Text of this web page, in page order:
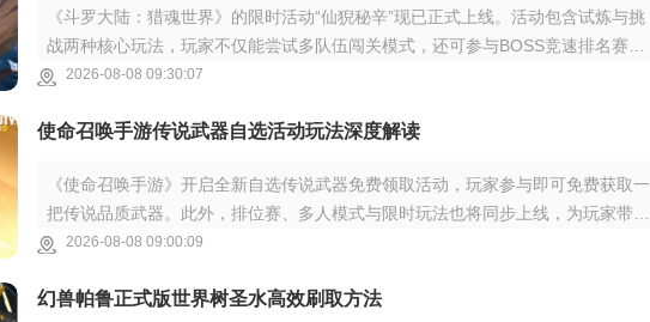
《斗罗大陆：猎魂世界》的限时活动“仙猊秘辛”现已正式上线。活动包含试炼与挑
战两种核心玩法，玩家不仅能尝试多队伍闯关模式，还可参与BOSS竞速排名赛，
赢取丰厚奖励
2026-08-08 09:30:07
使命召唤手游传说武器自选活动玩法深度解读
《使命召唤手游》开启全新自选传说武器免费领取活动，玩家参与即可免费获取一
把传说品质武器。此外，排位赛、多人模式与限时玩法也将同步上线，为玩家带来
更丰富的奖励与游
2026-08-08 09:00:09
幻兽帕鲁正式版世界树圣水高效刷取方法